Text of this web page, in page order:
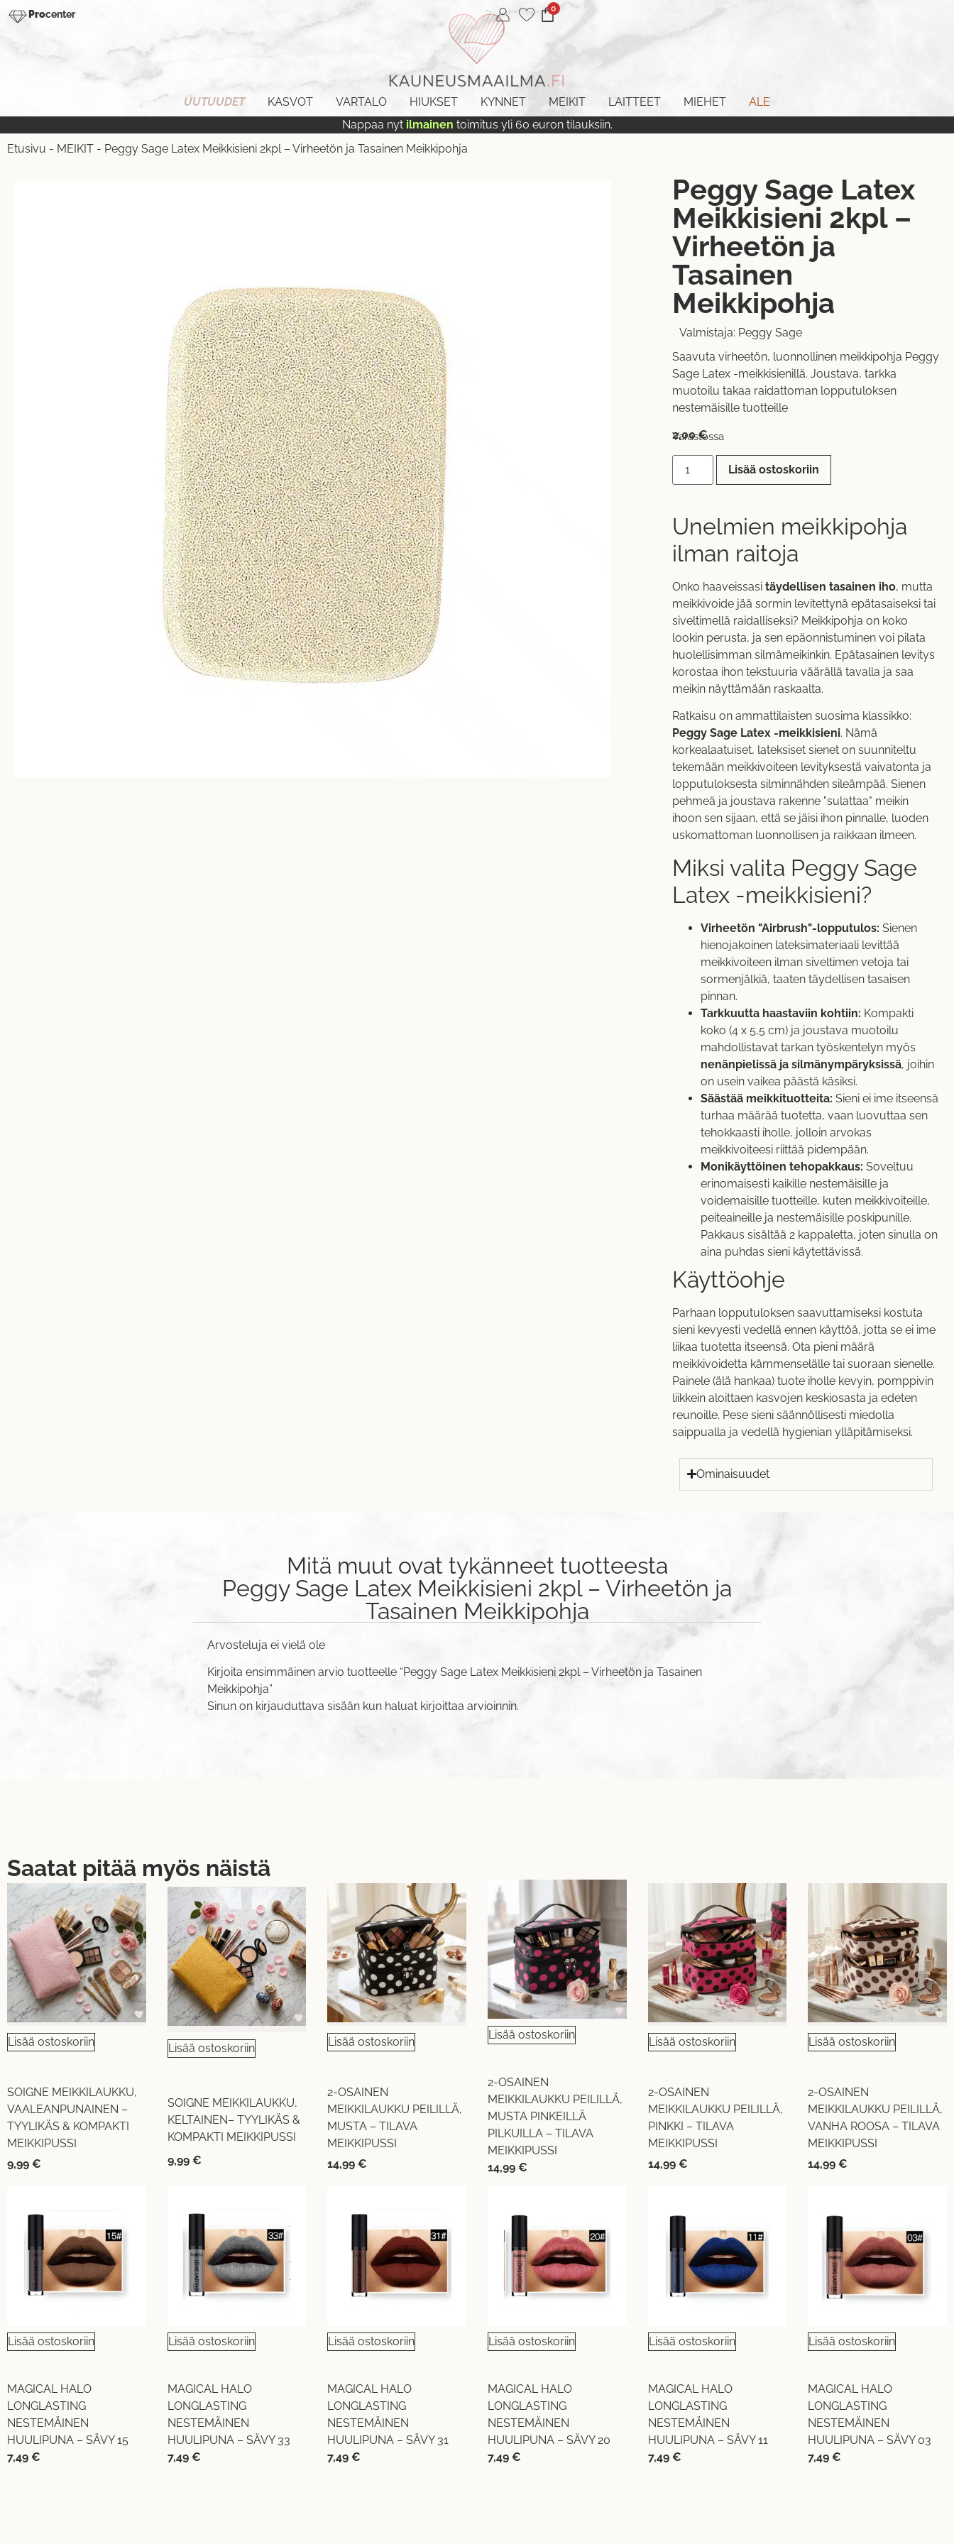
Procenter 0
UUTUUDET KASVOT VARTALO HIUKSET KYNNET MEIKIT LAITTEET MIEHET
ALE
Nappaa nyt ilmainen toimitus yli 60 euron tilauksiin.
Etusivu - MEIKIT - Peggy Sage Latex Meikkisieni 2kpl – Virheetön ja Tasainen Meikkipohja
Peggy Sage Latex
Meikkisieni 2kpl –
Virheetön ja
Tasainen
Meikkipohja
Valmistaja: Peggy Sage
Saavuta virheetön, luonnollinen meikkipohja Peggy
Sage Latex -meikkisienillä. Joustava, tarkka
muotoilu takaa raidattoman lopputuloksen
nestemäisille tuotteille
2,00€
Varastossa
Lisää ostoskoriin
Unelmien meikkipohja
ilman raitoja
Onko haaveissasi täydellisen tasainen iho, mutta
meikkivoide jää sormin levitettynä epätasaiseksi tai
siveltimellä raidalliseksi? Meikkipohja on koko
lookin perusta, ja sen epäonnistuminen voi pilata
huolellisimman silmämeikinkin. Epätasainen levitys
korostaa ihon tekstuuria väärällä tavalla ja saa
meikin näyttämään raskaalta.
Ratkaisu on ammattilaisten suosima klassikko:
Peggy Sage Latex -meikkisieni. Nämä
korkealaatuiset, lateksiset sienet on suunniteltu
tekemään meikkivoiteen levityksestä vaivatonta ja
lopputuloksesta silminnähden sileämpää. Sienen
pehmeä ja joustava rakenne "sulattaa" meikin
ihoon sen sijaan, että se jäisi ihon pinnalle, luoden
uskomattoman luonnollisen ja raikkaan ilmeen.
Miksi valita Peggy Sage
Latex -meikkisieni?
Virheetön "Airbrush"-lopputulos: Sienen
hienojakoinen lateksimateriaali levittää
meikkivoiteen ilman siveltimen vetoja tai
sormenjälkiä, taaten täydellisen tasaisen
pinnan.
Tarkkuutta haastaviin kohtiin: Kompakti
koko (4 x 5,5 cm) ja joustava muotoilu
mahdollistavat tarkan työskentelyn myös
nenänpielissä ja silmänympäryksissä, joihin
on usein vaikea päästä käsiksi.
Säästää meikkituotteita: Sieni ei ime itseensä
turhaa määrää tuotetta, vaan luovuttaa sen
tehokkaasti iholle, jolloin arvokas
meikkivoiteesi riittää pidempään.
Monikäyttöinen tehopakkaus: Soveltuu
erinomaisesti kaikille nestemäisille ja
voidemaisille tuotteille, kuten meikkivoiteille,
peiteaineille ja nestemäisille poskipunille.
Pakkaus sisältää 2 kappaletta, joten sinulla on
aina puhdas sieni käytettävissä.
Käyttöohje
Parhaan lopputuloksen saavuttamiseksi kostuta
sieni kevyesti vedellä ennen käyttöä, jotta se ei ime
liikaa tuotetta itseensä. Ota pieni määrä
meikkivoidetta kämmenselälle tai suoraan sienelle.
Painele (älä hankaa) tuote iholle kevyin, pomppivin
liikkein aloittaen kasvojen keskiosasta ja edeten
reunoille. Pese sieni säännöllisesti miedolla
saippualla ja vedellä hygienian ylläpitämiseksi.
Ominaisuudet
Mitä muut ovat tykänneet tuotteesta
Peggy Sage Latex Meikkisieni 2kpl – Virheetön ja
Tasainen Meikkipohja
Arvosteluja ei vielä ole
Kirjoita ensimmäinen arvio tuotteelle “Peggy Sage Latex Meikkisieni 2kpl – Virheetön ja Tasainen
Meikkipohja”
Sinun on kirjauduttava sisään kun haluat kirjoittaa arvioinnin.
Saatat pitää myös näistä
Lisää ostoskoriin
SOIGNE MEIKKILAUKKU,
VAALEANPUNAINEN –
TYYLIKÄS & KOMPAKTI
MEIKKIPUSSI
9,99 €
Lisää ostoskoriin
SOIGNE MEIKKILAUKKU,
KELTAINEN– TYYLIKÄS &
KOMPAKTI MEIKKIPUSSI
9,99 €
Lisää ostoskoriin
2-OSAINEN
MEIKKILAUKKU PEILILLÄ,
MUSTA – TILAVA
MEIKKIPUSSI
14,99€
Lisää ostoskoriin
2-OSAINEN
MEIKKILAUKKU PEILILLÄ,
MUSTA PINKEILLÄ
PILKUILLA – TILAVA
MEIKKIPUSSI
14,99 €
Lisää ostoskoriin
2-OSAINEN
MEIKKILAUKKU PEILILLÄ,
PINKKI – TILAVA
MEIKKIPUSSI
14,99 €
Lisää ostoskoriin
2-OSAINEN
MEIKKILAUKKU PEILILLÄ,
VANHA ROOSA – TILAVA
MEIKKIPUSSI
14,99€
Lisää ostoskoriin
MAGICAL HALO
LONGLASTING
NESTEMÄINEN
HUULIPUNA – SÄVY 15
7,49 €
Lisää ostoskoriin
MAGICAL HALO
LONGLASTING
NESTEMÄINEN
HUULIPUNA – SÄVY 33
7,49 €
Lisää ostoskoriin
MAGICAL HALO
LONGLASTING
NESTEMÄINEN
HUULIPUNA – SÄVY 31
7,49€
Lisää ostoskoriin
MAGICAL HALO
LONGLASTING
NESTEMÄINEN
HUULIPUNA – SÄVY 20
7,49 €
Lisää ostoskoriin
MAGICAL HALO
LONGLASTING
NESTEMÄINEN
HUULIPUNA – SÄVY 11
7,49 €
Lisää ostoskoriin
MAGICAL HALO
LONGLASTING
NESTEMÄINEN
HUULIPUNA – SÄVY 03
7,49€